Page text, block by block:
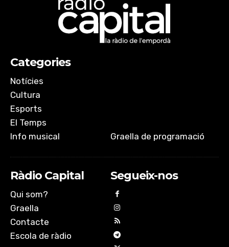
Categories
Notícies
Cultura
Esports
El Temps
Info musical
Graella de programació
Ràdio Capital
Qui som?
Graella
Contacte
Escola de ràdio
Segueix-nos